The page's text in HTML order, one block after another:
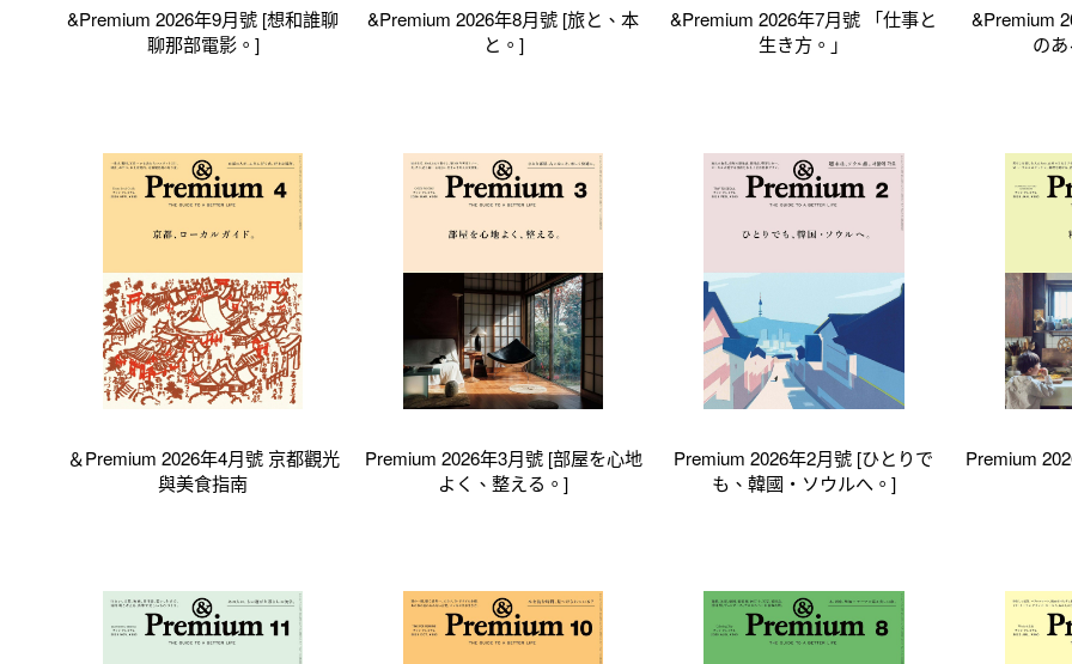
&Premium 2026年9月號 [想和誰聊
聊那部電影。]
&Premium 2026年8月號 [旅と、本
と。]
&Premium 2026年7月號 「仕事と
生き方。」
&Premium
の
＆Premium 2026年4月號 京都觀光
與美食指南
Premium 2026年3月號 [部屋を心地
よく、整える。]
Premium 2026年2月號 [ひとりで
も、韓國・ソウルへ。]
Premium